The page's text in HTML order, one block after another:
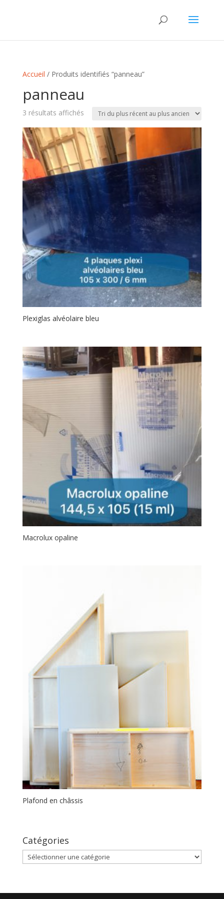
Accueil / Produits identifiés “panneau”
panneau
3 résultats affichésTrié
plus
récent
au
plus
ancien
Plexiglas alvéolaire bleu
Macrolux opaline
Plafond en châssis
Catégories
Catégories